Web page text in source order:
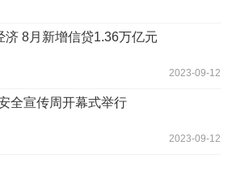
济 8月新增信贷1.36万亿元
2023-09-12
全宣传周开幕式举行
2023-09-12